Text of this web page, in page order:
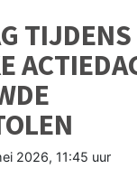
TIJDENS
2026, 11:45 uur